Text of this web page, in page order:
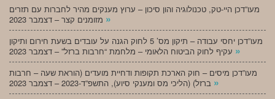
מעו”דכן היי-טק, טכנולוגיה והון סיכון – ערוץ מענקים מהיר לחברות עם תזרים
»
מעו”דכן יחסי עבודה – תיקון מס’ 5 לחוק הגנה על עובדים בשעת חירום ותיקון
»
מעו”דכן מיסים – חוק הארכת תקופות ודחיית מועדים (הוראת שעה – חרבות
»